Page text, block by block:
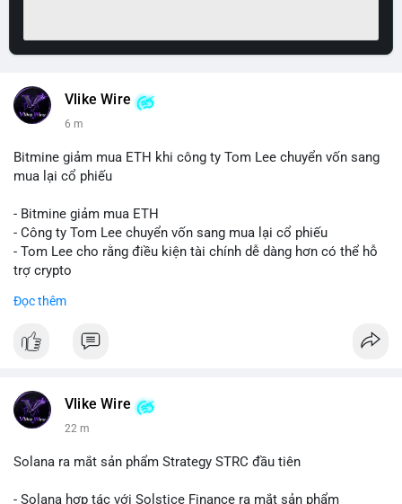
Vlike Wire
6 m
Bitmine giảm mua ETH khi công ty Tom Lee chuyển vốn sang
mua lại cổ phiếu
- Bitmine giảm mua ETH
- Công ty Tom Lee chuyển vốn sang mua lại cổ phiếu
- Tom Lee cho rằng điều kiện tài chính dễ dàng hơn có thể hỗ
trợ crypto
nghỉ tháng 8
#binancesquare
#vlikevn #titanbot
📰 Nguồn: CoinDesk
Đọc thêm
Vlike Wire
22 m
Solana ra mắt sản phẩm Strategy STRC đầu tiên
- Solana hợp tác với Solstice Finance ra mắt sản phẩm